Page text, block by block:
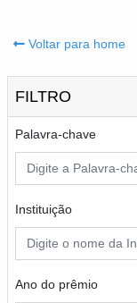
Voltar para home
FILTRO
Palavra-chave
Instituição
Ano do prêmio